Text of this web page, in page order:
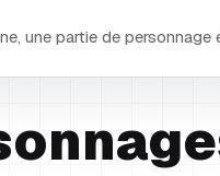
une partie de